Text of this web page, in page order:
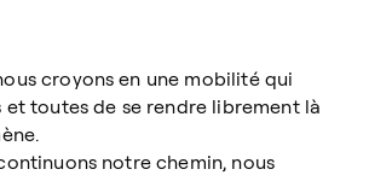
croyons en une mobilité qui
toutes de se rendre librement là
notre chemin, nous